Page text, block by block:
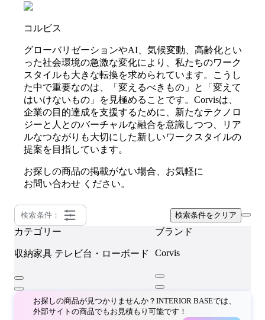
コルビス
グローバリゼーションやAI、気候変動、高齢化とい
った社会環境の急激な変化により、私たちのワーク
スタイルも大きな転換を求められています。こうし
た中で重要なのは、「変えるべきもの」と「変えて
はいけないもの」を見極めることです。Corvisは、
企業の目的達成を支援するために、新たなテクノロ
ジーと人とのバーチャルな融合を意識しつつ、リア
ルなつながりも大切にした新しいワークスタイルの
提案を目指しています。
お探しの商品の掲載がない場合、お気軽に
お問い合わせ ください。
検索条件： 検索条件をクリア
カテゴリー
収納家具 テレビ台・ローボード
ブランド
Corvis
お探しの商品が見つかりませんか？INTERIOR BASEでは、
外部サイトの商品でもお見積もり可能です！